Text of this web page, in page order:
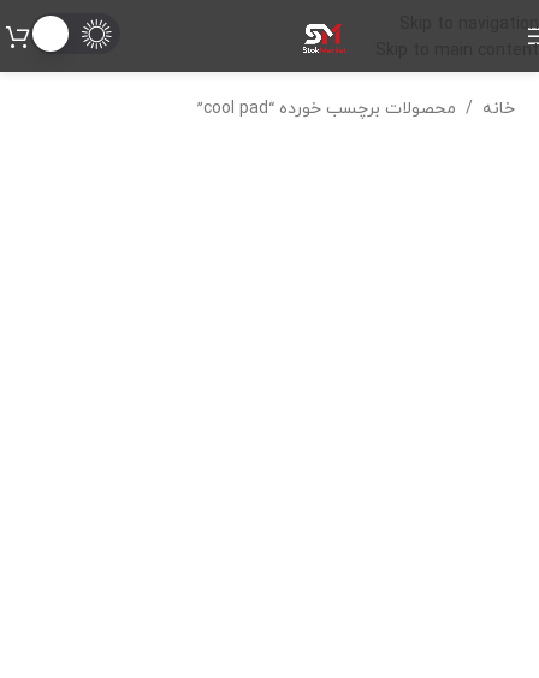
Skip to navigation
Skip to main content
خانه / محصولات برچسب خورده “cool pad”